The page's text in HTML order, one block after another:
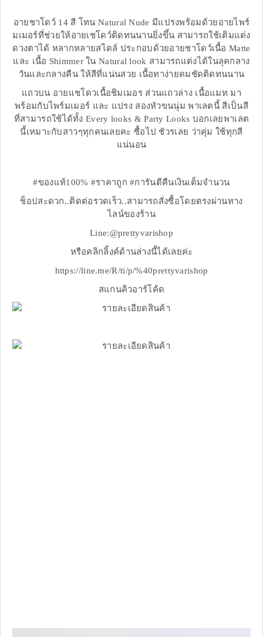
อายชาโดว์ 14 สี โทน Natural Nude มีแปรงพร้อมด้วยอายไพร์
มเมอร์ที่ช่วยให้อายเชโดว์ติดทนนานยิ่งขึ้น สามารถใช้เติมแต่ง
ดวงตาได้ หลากหลายสไตล์ ประกอบด้วยอายชาโดว์เนื้อ Matte
และ เนื้อ Shimmer ใน Natural look สามารถแต่งได้ในลุคกลาง
วันและกลางคืน ให้สีที่แน่นสวย เนื้อทาง่ายคมชัดติดทนนาน
แถวบน อายแชโดวเนื้อชิมเมอร ส่วนแถวล่าง เนื้อแมท มา
พร้อมกับไพร์มเมอร์ และ แปรง สองหัวขนนุ่ม พาเลตนี้ สีเป็นสี
ที่สามารถใช้ได้ทั้ง Every looks & Party Looks บอกเลยพาเลต
นี้เหมาะกับสาวๆทุกคนเลยคะ ซื้อไป ชัวรเลย ว่าคุ่ม ใช้ทุกสี
แน่นอน
#ของแท้100% #ราคาถูก #การันตีคืนเงินเต็มจำนวน
ช็อปสะดวก..ติดต่อรวดเร็ว..สามารถสั่งซื้อโดยตรงผ่านทาง
ไลน์ของร้าน
Line:@prettyvarishop
หรือคลิกลิ้งค์ด้านล่างนี้ได้เลยค่ะ
https://line.me/R/ti/p/%40prettyvarishop
สแกนคิวอาร์โค้ด